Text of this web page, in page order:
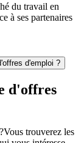
du travail en
à ses partenaires
d'emploi ?
d'offres
Vous trouverez les